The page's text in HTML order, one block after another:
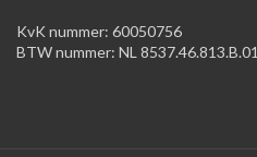
KvK nummer: 60050756
BTW nummer: NL 8537.46.813.B.01